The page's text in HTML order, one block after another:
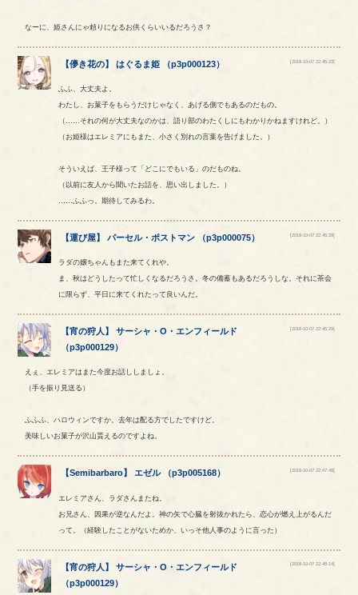
なーに、姫さんにゃ頼りになるお供くらいいるだろうさ？
【儚き花の】はぐるま姫 （p3p000123） [2018-10-07 22:45:23]
ふふ、大丈夫よ。
わたし、お菓子をもらうだけじゃなく、あげる側でもあるのだもの。
（……それの何が大丈夫なのかは、語り部のわたくしにもわかりかねますけれど。）
（お姫様はエレミアにもまた、小さく別れの言葉を告げました。）
そういえば、王子様って「どこにでもいる」のだものね。
（以前に友人から聞いたお話を、思い出しました。）
……ふふっ。期待してみるわ。
【運び屋】パーセル・ ポストマン （p3p000075） [2018-10-07 22:45:28]
ラダの嬢ちゃんもまた来てくれや。
ま、秋はどうしたって忙しくなるだろうさ。冬の備蓄もあるだろうしな。それに茶会
に限らず、平日に来てくれたって良いんだ。
【宵の狩人 】サーシャ ・O ・ エンフィールド
（p3p000129）
[2018-10-07 22:45:29]
えぇ、エレミアはまた今度お話ししましょ。
（手を振り見送る）
ふふふ、ハロウィンですか。去年は配る方でしたですけど。
美味しいお菓子が沢山貰えるのですよね。
【Semibarbaro】エゼル（p3p005168） [2018-10-07 22:47:48]
エレミアさん、ラダさんまたね。
お兄さん、因果が逆なんだよ。神の矢で心臓を射抜かれたら、恋心が燃え上がるんだ
って。（経験したことがないためか、いっそ他人事のように言った）
【宵の狩人 】サーシャ ・O ・ エンフィールド
（p3p000129）
[2018-10-07 22:48:14]